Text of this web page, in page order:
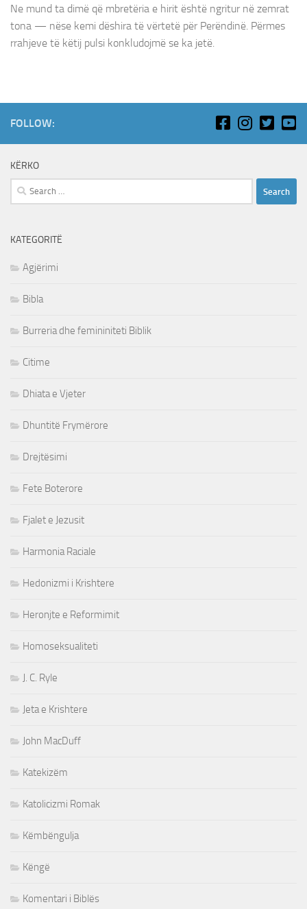
Ne mund ta dimë që mbretëria e hirit është ngritur në zemrat
tona — nëse kemi dëshira të vërtetë për Perëndinë. Përmes
rrahjeve të këtij pulsi konkludojmë se ka jetë.
FOLLOW:
KËRKO
Search
for:
KATEGORITË
Agjërimi
Bibla
Burreria dhe femininiteti Biblik
Citime
Dhiata e Vjeter
Dhuntitë Frymërore
Drejtësimi
Fete Boterore
Fjalet e Jezusit
Harmonia Raciale
Hedonizmi i Krishtere
Heronjte e Reformimit
Homoseksualiteti
J. C. Ryle
Jeta e Krishtere
John MacDuff
Katekizëm
Katolicizmi Romak
Këmbëngulja
Këngë
Komentari i Biblës